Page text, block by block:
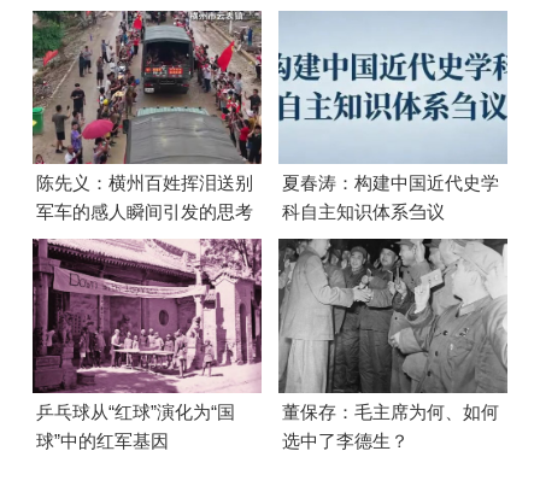
陈先义：横州百姓挥泪送别
军车的感人瞬间引发的思考
夏春涛：构建中国近代史学
科自主知识体系刍议
乒乓球从“红球”演化为“国
球”中的红军基因
董保存：毛主席为何、如何
选中了李德生？